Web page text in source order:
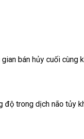
bán hủy cuối cùng
độ trong dịch não tủy